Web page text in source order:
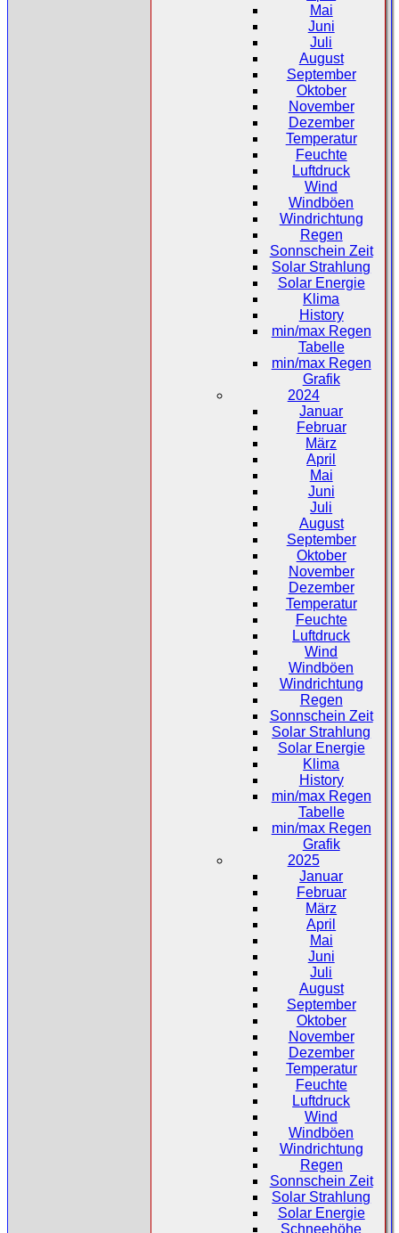
Mai
Juni
Juli
August
September
Oktober
November
Dezember
Temperatur
Feuchte
Luftdruck
Wind
Windböen
Windrichtung
Regen
Sonnschein Zeit
Solar Strahlung
Solar Energie
Klima
History
min/max Regen
Tabelle
min/max Regen
Grafik
2024
Januar
Februar
März
April
Mai
Juni
Juli
August
September
Oktober
November
Dezember
Temperatur
Feuchte
Luftdruck
Wind
Windböen
Windrichtung
Regen
Sonnschein Zeit
Solar Strahlung
Solar Energie
Klima
History
min/max Regen
Tabelle
min/max Regen
Grafik
2025
Januar
Februar
März
April
Mai
Juni
Juli
August
September
Oktober
November
Dezember
Temperatur
Feuchte
Luftdruck
Wind
Windböen
Windrichtung
Regen
Sonnschein Zeit
Solar Strahlung
Solar Energie
Schneehöhe